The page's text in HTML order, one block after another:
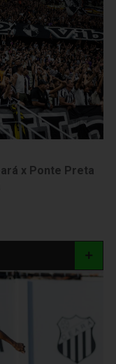
x Ponte Preta